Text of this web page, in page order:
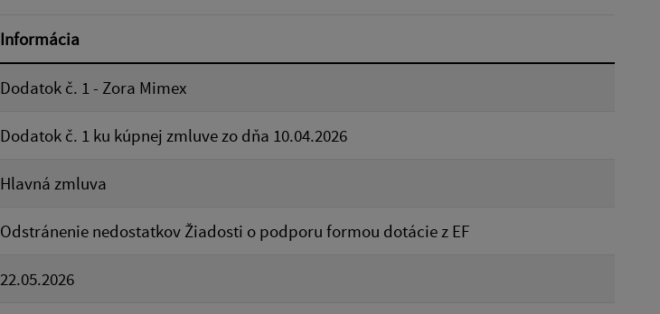
Informácia
Dodatok č. 1 - Zora Mimex
Dodatok č. 1 ku kúpnej zmluve zo dňa 10.04.2026
Hlavná zmluva
Odstránenie nedostatkov Žiadosti o podporu formou dotácie z EF
22.05.2026